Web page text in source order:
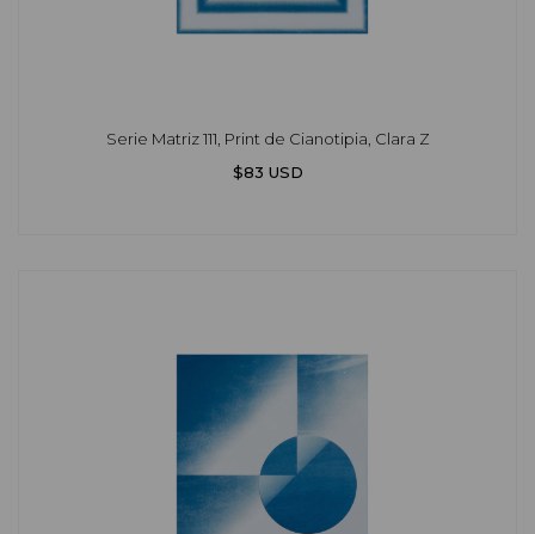
Serie Matriz 111, Print de Cianotipia, Clara Z
$83 USD